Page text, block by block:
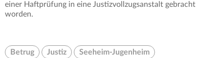
einer Haftprüfung in eine Justizvollzugsanstalt gebracht
worden.
Betrug Justiz Seeheim-Jugenheim